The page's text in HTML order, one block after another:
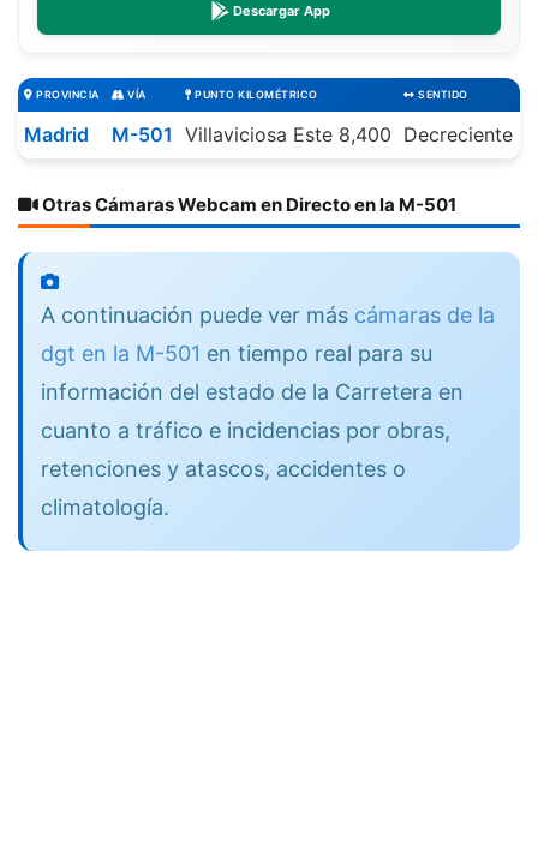
Descargar App
PROVINCIA VÍA PUNTO KILOMÉTRICO SENTIDO
Madrid M-501 Villaviciosa Este 8,400 Decreciente
Otras Cámaras Webcam en Directo en la M-501
A continuación puede ver más cámaras de la
dgt en la M-501 en tiempo real para su
información del estado de la Carretera en
cuanto a tráfico e incidencias por obras,
retenciones y atascos, accidentes o
climatología.